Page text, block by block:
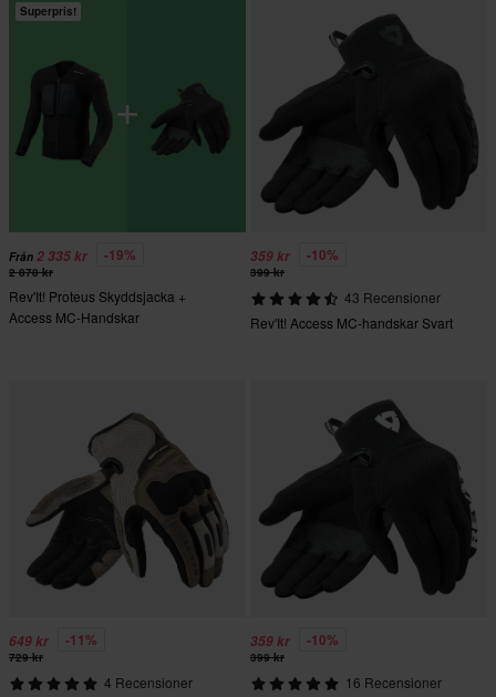
Superpris!
Från 2 335 kr -19%
2 878 kr
Rev'It! Proteus Skyddsjacka +
Access MC-Handskar
359 kr -10%
399 kr
43 Recensioner
Rev'It! Access MC-handskar Svart
649 kr -11%
729 kr
4 Recensioner
359 kr -10%
399 kr
16 Recensioner